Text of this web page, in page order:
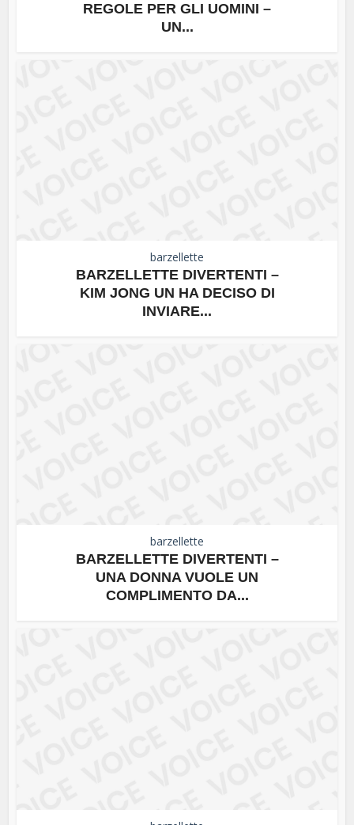
REGOLE PER GLI UOMINI –
UN...
barzellette
BARZELLETTE DIVERTENTI –
KIM JONG UN HA DECISO DI
INVIARE...
barzellette
BARZELLETTE DIVERTENTI –
UNA DONNA VUOLE UN
COMPLIMENTO DA...